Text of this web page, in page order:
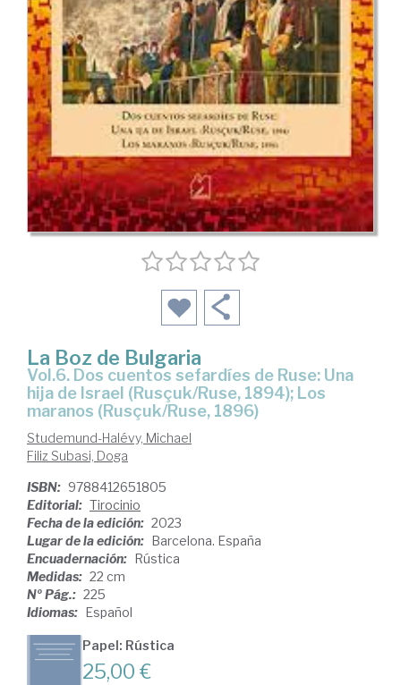
La Boz de Bulgaria
Vol.6. Dos cuentos sefardíes de Ruse: Una
hija de Israel (Rusçuk/Ruse, 1894); Los
maranos (Rusçuk/Ruse, 1896)
Studemund-Halévy, Michael
Filiz Subasi, Doga
ISBN: 9788412651805
Editorial: Tirocinio
Fecha de la edición: 2023
Lugar de la edición: Barcelona. España
Encuadernación: Rústica
Medidas: 22 cm
Nº Pág.: 225
Idiomas: Español
Papel: Rústica
25,00 €